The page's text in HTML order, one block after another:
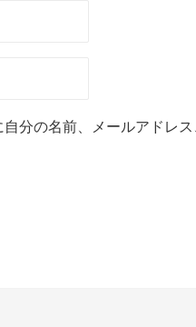
分の名前、メールアドレ